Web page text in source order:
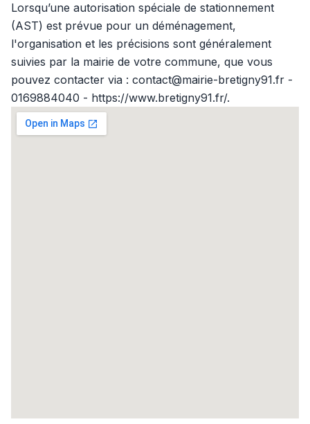
Lorsqu’une autorisation spéciale de stationnement
(AST) est prévue pour un déménagement,
l'organisation et les précisions sont généralement
suivies par la mairie de votre commune, que vous
pouvez contacter via : contact@mairie-bretigny91.fr -
0169884040 - https://www.bretigny91.fr/.